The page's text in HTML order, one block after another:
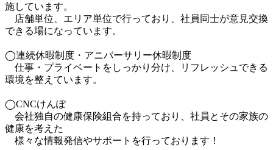
施しています。
店舗単位、エリア単位で行っており、社員同士が意見交換
できる場になっています。
◯連続休暇制度・アニバーサリー休暇制度
仕事・プライベートをしっかり分け、リフレッシュできる
環境を整えています。
◯CNCけんぽ
会社独自の健康保険組合を持っており、社員とその家族の
健康を考えた
様々な情報発信やサポートを行っております！